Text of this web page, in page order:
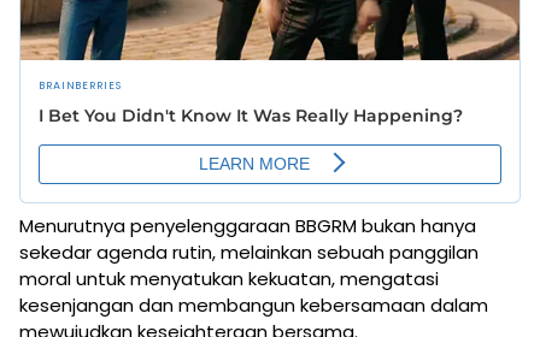
Menurutnya penyelenggaraan BBGRM bukan hanya
sekedar agenda rutin, melainkan sebuah panggilan
moral untuk menyatukan kekuatan, mengatasi
kesenjangan dan membangun kebersamaan dalam
mewujudkan kesejahteraan bersama.